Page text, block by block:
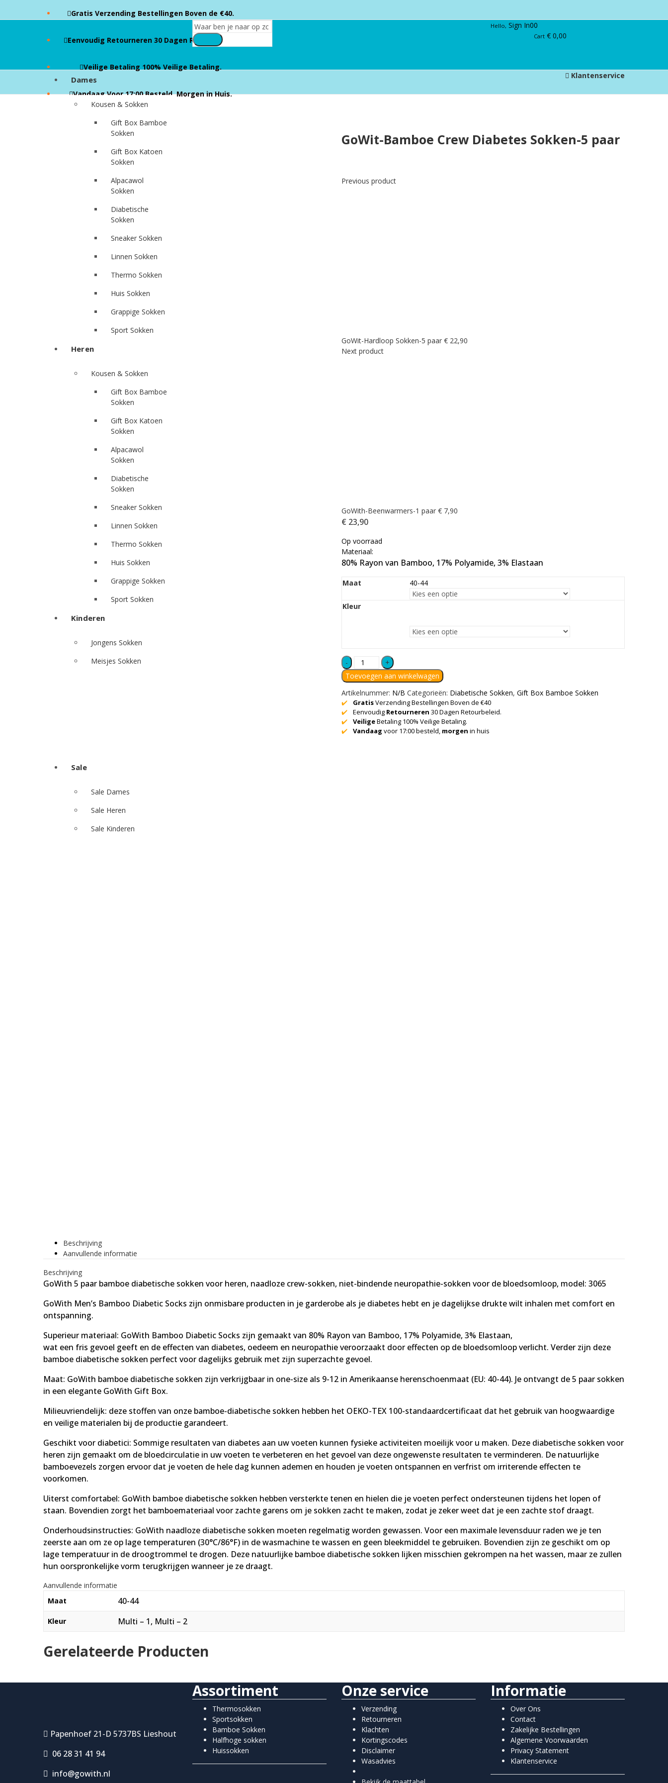
Gratis Verzending Bestellingen Boven de €40.
Eenvoudig Retourneren 30 Dagen Retourbeleid.
Veilige Betaling 100% Veilige Betaling.
Vandaag Voor 17:00 Besteld, Morgen in Huis.
Hello, Sign In00
Cart € 0,00
Dames
Kousen & Sokken
Gift Box Bamboe
Sokken
Gift Box Katoen
Sokken
Alpacawol
Sokken
Diabetische
Sokken
Sneaker Sokken
Linnen Sokken
Thermo Sokken
Huis Sokken
Grappige Sokken
Sport Sokken
Heren
Kousen & Sokken
Gift Box Bamboe
Sokken
Gift Box Katoen
Sokken
Alpacawol
Sokken
Diabetische
Sokken
Sneaker Sokken
Linnen Sokken
Thermo Sokken
Huis Sokken
Grappige Sokken
Sport Sokken
Kinderen
Jongens Sokken
Meisjes Sokken
Sale
Sale Dames
Sale Heren
Sale Kinderen
Klantenservice
GoWit-Bamboe Crew Diabetes Sokken-5 paar
Previous product
GoWit-Hardloop Sokken-5 paar € 22,90
Next product
GoWith-Beenwarmers-1 paar € 7,90
€ 23,90
Op voorraad
Materiaal:
80% Rayon van Bamboo, 17% Polyamide, 3% Elastaan
Maat 40-44
Kleur
GoWit-
Bamboe
Crew
Diabetes
Sokken-
5
paar
quantity
Toevoegen aan winkelwagen
Artikelnummer: N/B Categorieën: Diabetische Sokken, Gift Box Bamboe Sokken
✔️ GratisVerzending Bestellingen Boven de €40
✔️
Eenvoudig Retourneren 30 Dagen Retourbeleid.
✔️
VeiligeBetaling 100% Veilige Betaling.
✔️
Vandaag voor 17:00 besteld, morgen in huis
Beschrijving
Aanvullende informatie
Beschrijving
GoWith 5 paar bamboe diabetische sokken voor heren, naadloze crew-sokken, niet-bindende neuropathie-sokken voor de bloedsomloop, model: 3065
GoWith Men’s Bamboo Diabetic Socks zijn onmisbare producten in je garderobe als je diabetes hebt en je dagelijkse drukte wilt inhalen met comfort en
ontspanning.
Superieur materiaal: GoWith Bamboo Diabetic Socks zijn gemaakt van 80% Rayon van Bamboo, 17% Polyamide, 3% Elastaan,
wat een fris gevoel geeft en de effecten van diabetes, oedeem en neuropathie veroorzaakt door effecten op de bloedsomloop verlicht. Verder zijn deze
bamboe diabetische sokken perfect voor dagelijks gebruik met zijn superzachte gevoel.
Maat: GoWith bamboe diabetische sokken zijn verkrijgbaar in one-size als 9-12 in Amerikaanse herenschoenmaat (EU: 40-44). Je ontvangt de 5 paar sokken
in een elegante GoWith Gift Box.
Milieuvriendelijk: deze stoffen van onze bamboe-diabetische sokken hebben het OEKO-TEX 100-standaardcertificaat dat het gebruik van hoogwaardige
en veilige materialen bij de productie garandeert.
Geschikt voor diabetici: Sommige resultaten van diabetes aan uw voeten kunnen fysieke activiteiten moeilijk voor u maken. Deze diabetische sokken voor
heren zijn gemaakt om de bloedcirculatie in uw voeten te verbeteren en het gevoel van deze ongewenste resultaten te verminderen. De natuurlijke
bamboevezels zorgen ervoor dat je voeten de hele dag kunnen ademen en houden je voeten ontspannen en verfrist om irriterende effecten te
voorkomen.
Uiterst comfortabel: GoWith bamboe diabetische sokken hebben versterkte tenen en hielen die je voeten perfect ondersteunen tijdens het lopen of
staan. Bovendien zorgt het bamboemateriaal voor zachte garens om je sokken zacht te maken, zodat je zeker weet dat je een zachte stof draagt.
Onderhoudsinstructies: GoWith naadloze diabetische sokken moeten regelmatig worden gewassen. Voor een maximale levensduur raden we je ten
zeerste aan om ze op lage temperaturen (30°C/86°F) in de wasmachine te wassen en geen bleekmiddel te gebruiken. Bovendien zijn ze geschikt om op
lage temperatuur in de droogtrommel te drogen. Deze natuurlijke bamboe diabetische sokken lijken misschien gekrompen na het wassen, maar ze zullen
hun oorspronkelijke vorm terugkrijgen wanneer je ze draagt.
Aanvullende informatie
Maat
40-44
Kleur Multi – 1, Multi – 2
Gerelateerde Producten
Papenhoef 21-D 5737BS Lieshout
06 28 31 41 94
info@gowith.nl
Assortiment
Thermosokken
Sportsokken
Bamboe Sokken
Halfhoge sokken
Huissokken
Onze service
Verzending
Retourneren
Klachten
Kortingscodes
Disclaimer
Wasadvies
Informatie
Over Ons
Contact
Zakelijke Bestellingen
Algemene Voorwaarden
Privacy Statement
Klantenservice